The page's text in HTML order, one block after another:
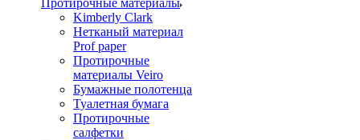
Протирочные материалы
Kimberly Clark
Нетканый материал
Prof paper
Протирочные
материалы Veiro
Бумажные полотенца
Туалетная бумага
Протирочные
салфетки